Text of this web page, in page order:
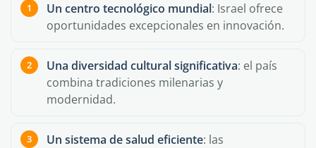
Un centro tecnológico mundial: Israel ofrece
oportunidades excepcionales en innovación.
Una diversidad cultural significativa: el país
combina tradiciones milenarias y
modernidad.
Un sistema de salud eficiente: las